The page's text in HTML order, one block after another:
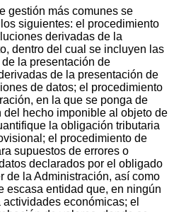
gestión más comunes se
siguientes: el procedimiento
derivadas de la
dentro del cual se incluyen las
la presentación de
de la presentación de
de datos; el procedimiento
en la que se ponga de
hecho imponible al objeto de
la obligación tributaria
el procedimiento de
supuestos de errores o
declarados por el obligado
de la Administración, así como
escasa entidad que, en ningún
económicas; el